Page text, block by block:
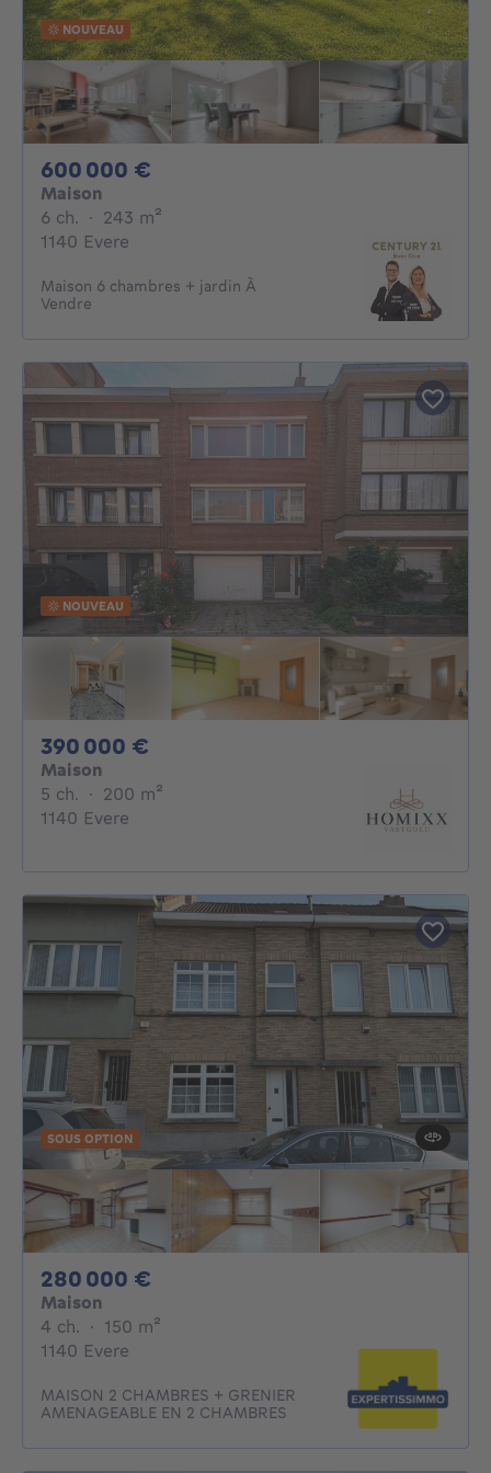
NOUVEAU
600 000 €
Maison
6 ch. 6 chambres
· 243 m²
1140 Evere
Maison 6 chambres + jardin À
Vendre
NOUVEAU
390 000 €
Maison
5 ch. 5 chambres
· 200 m²
1140 Evere
SOUS OPTION
280 000 €
Maison
4 ch. 4 chambres
· 150 m²
1140 Evere
MAISON 2 CHAMBRES + GRENIER
AMENAGEABLE EN 2 CHAMBRES